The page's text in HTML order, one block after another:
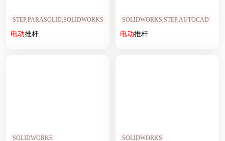
STEP,PARASOLID,SOLIDWORKS
电动推杆
SOLIDWORKS,STEP,AUTOCAD
电动推杆
SOLIDWORKS SOLIDWORKS